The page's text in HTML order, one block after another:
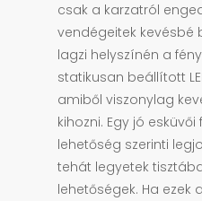
csak a karzatról
vendégeitek kevésbé
lagzi helyszínén a
statikusan beállított
amiből viszonylag
kihozni. Egy jó
lehetőség szerinti
tehát legyetek
lehetőségek. Ha ezek